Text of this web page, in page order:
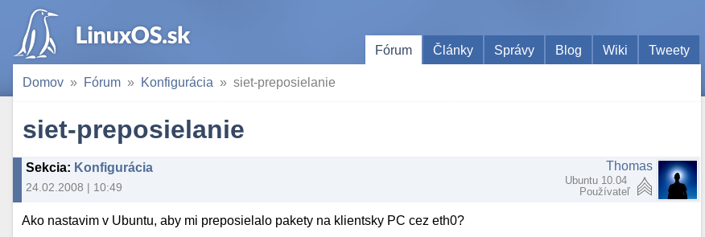
Fórum
Články Správy Blog Wiki Tweety
Domov Fórum Konfigurácia siet-preposielanie
siet-preposielanie
Sekcia: Konfigurácia
24.02.2008 | 10:49
Thomas
Ubuntu 10.04
Používateľ
Ako nastavim v Ubuntu, aby mi preposielalo pakety na klientsky PC cez eth0?